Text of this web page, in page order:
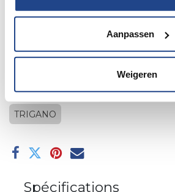
Aanpassen
Weigeren
10 Deuvanger blanc
Ajouter à la liste de souhaits
TRIGANO
Spécifications